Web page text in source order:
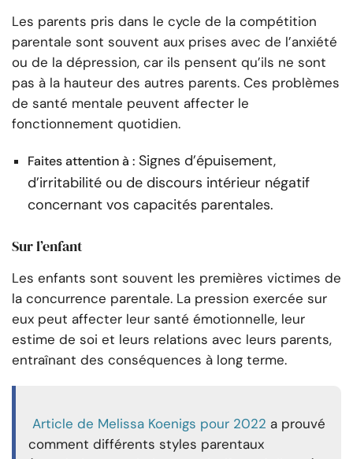
Les parents pris dans le cycle de la compétition
parentale sont souvent aux prises avec de l’anxiété
ou de la dépression, car ils pensent qu’ils ne sont
pas à la hauteur des autres parents. Ces problèmes
de santé mentale peuvent affecter le
fonctionnement quotidien.
Faites attention à : Signes d’épuisement,
d’irritabilité ou de discours intérieur négatif
concernant vos capacités parentales.
Sur l’enfant
Les enfants sont souvent les premières victimes de
la concurrence parentale. La pression exercée sur
eux peut affecter leur santé émotionnelle, leur
estime de soi et leurs relations avec leurs parents,
entraînant des conséquences à long terme.
Article de Melissa Koenigs pour 2022 a prouvé
comment différents styles parentaux